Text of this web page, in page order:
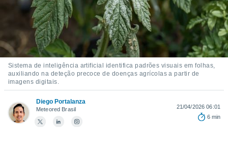
a nossa
de alta
botão
todos os
ou
CONTINUAR
CONFIGURAÇÕES
Sistema de inteligência artificial identifica padrões visuais em folhas,
auxiliando na deteção precoce de doenças agrícolas a partir de
imagens digitais.
Diego Portalanza
Meteored Brasil
21/04/2026 06:01
6 min